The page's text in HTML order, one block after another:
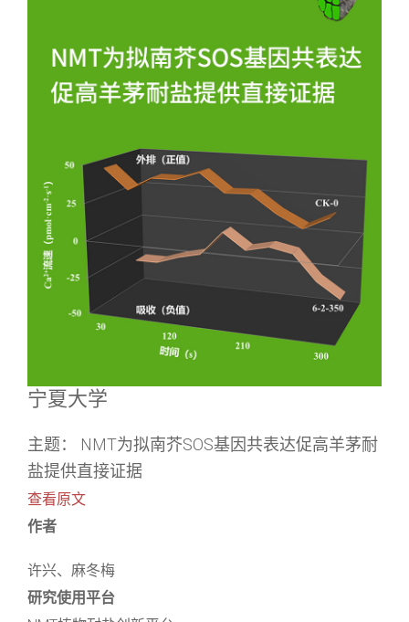
宁夏大学
主题： NMT为拟南芥SOS基因共表达促高羊茅耐
盐提供直接证据
查看原文
作者
许兴、麻冬梅
研究使用平台